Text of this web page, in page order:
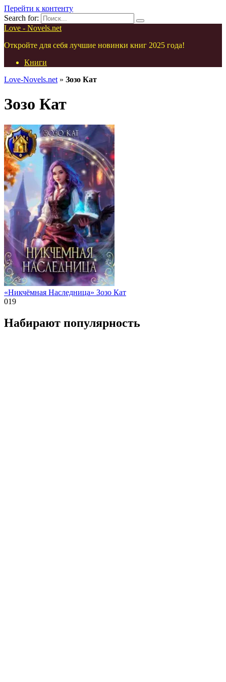
Перейти к контенту
Search for:
Love - Novels.net
Откройте для себя лучшие новинки книг 2025 года!
Книги
Love-Novels.net » Зозо Кат
Зозо Кат
«Никчёмная Наследница» Зозо Кат
019
Набирают популярность